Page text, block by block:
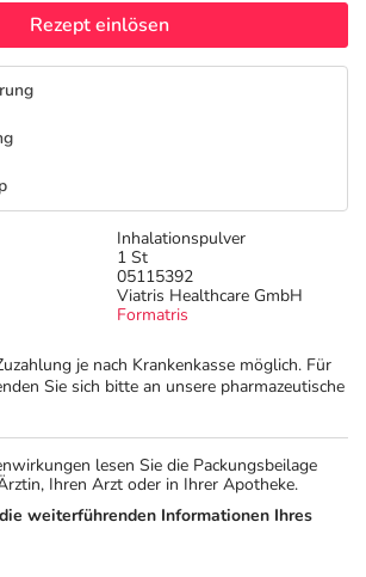
Inhalationspulver
1 St
05115392
Viatris Healthcare GmbH
Formatris
je nach Krankenkasse möglich. Für
Sie sich bitte an unsere pharmazeutische
Rezept einlösen
lesen Sie die Packungsbeilage
Ihren Arzt oder in Ihrer Apotheke.
weiterführenden Informationen Ihres